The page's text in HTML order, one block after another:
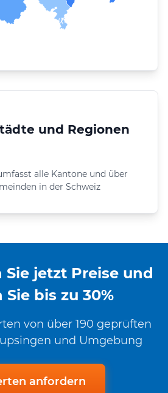
und Regionen
alle Kantone und über
in der Schweiz
jetzt Preise und
Sie bis zu 30%
von über 190 geprüften
und Umgebung
anfordern